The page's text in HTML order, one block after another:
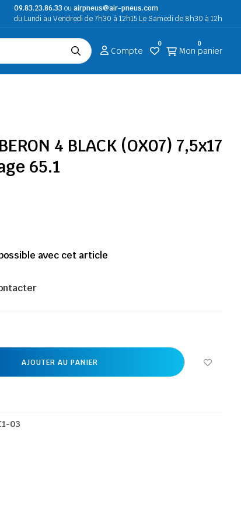
09.83.23.86.33ou airpneus@air-pneus.com
du Lundi au Vendredi de 7h30 à 12h15 Le Samedi de 8h30 à 12h
Compte
0
Mon panier
0
4 BLACK (OX07) 7,5x17
65.1
avec cet article
AJOUTER AU PANIER
03